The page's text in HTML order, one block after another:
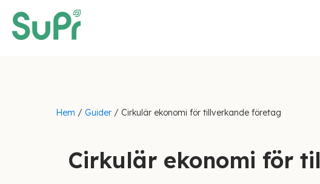
Hem / Guider / Cirkulär ekonomi för tillverkande företag
Cirkulär ekonomi för